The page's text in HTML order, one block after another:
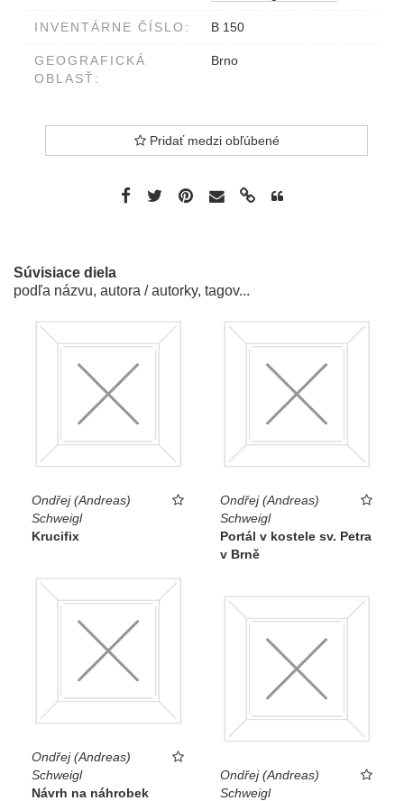
INVENTÁRNE ČÍSLO: B 150
GEOGRAFICKÁ
OBLASŤ:
Brno
Pridať medzi obľúbené
Súvisiace diela
podľa názvu, autora / autorky, tagov...
Ondřej (Andreas)
Schweigl
Krucifix
Ondřej (Andreas)
Schweigl
Portál v kostele sv. Petra
v Brně
Ondřej (Andreas)
Schweigl
Návrh na náhrobek
Ondřej (Andreas)
Schweigl